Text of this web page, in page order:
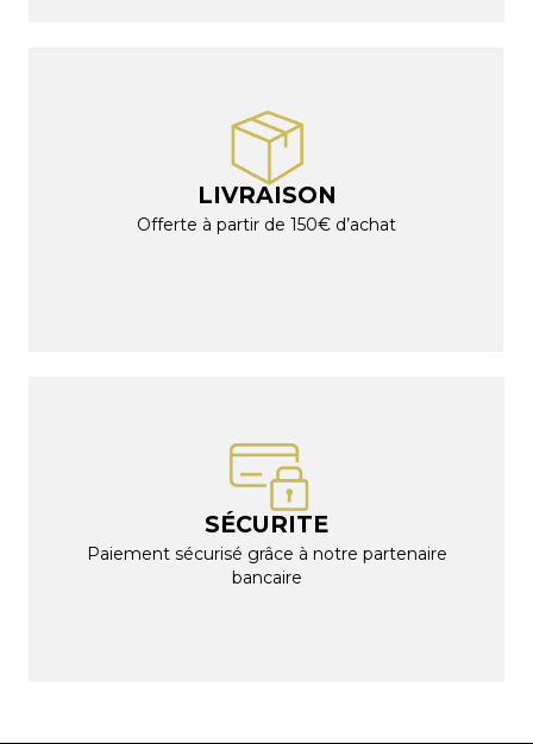
LIVRAISON
Offerte à partir de 150€ d’achat
SÉCURITE
Paiement sécurisé grâce à notre partenaire
bancaire